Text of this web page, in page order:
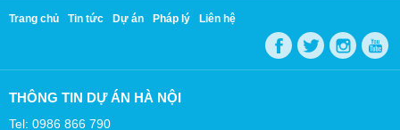
Trang chủ Tin tức Dự án Pháp lý Liên hệ
THÔNG TIN DỰ ÁN HÀ NỘI
Tel: 0986 866 790